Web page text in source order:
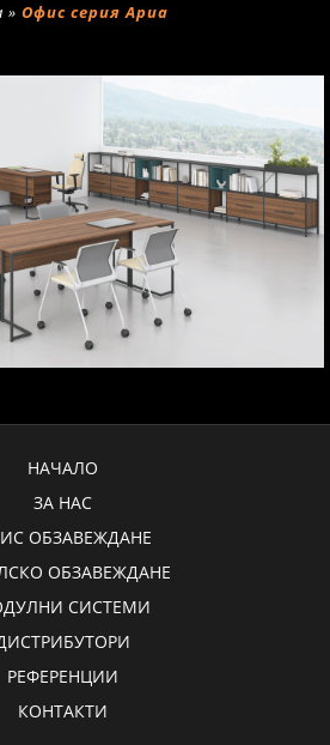
»Офис серия Ариа
НАЧАЛО
ЗА НАС
ОБЗАВЕЖДАНЕ
ОБЗАВЕЖДАНЕ
СИСТЕМИ
РЕФЕРЕНЦИИ
КОНТАКТИ